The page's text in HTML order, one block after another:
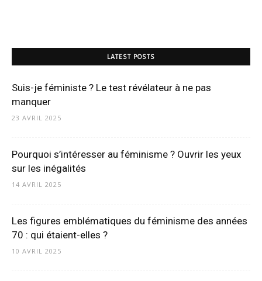
LATEST POSTS
Suis-je féministe ? Le test révélateur à ne pas
manquer
23 AVRIL 2025
Pourquoi s’intéresser au féminisme ? Ouvrir les yeux
sur les inégalités
14 AVRIL 2025
Les figures emblématiques du féminisme des années
70 : qui étaient-elles ?
10 AVRIL 2025